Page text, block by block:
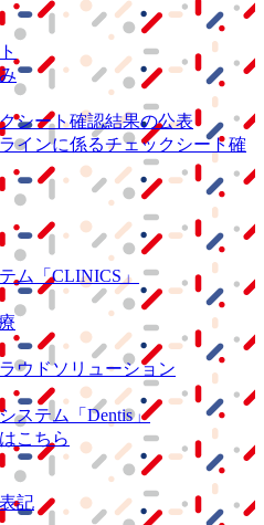
シート確認結果の公表
インに係るチェックシート確
ム
「CLINICS」
ウドソリューション
ステム
「Dentis」
こちら
記